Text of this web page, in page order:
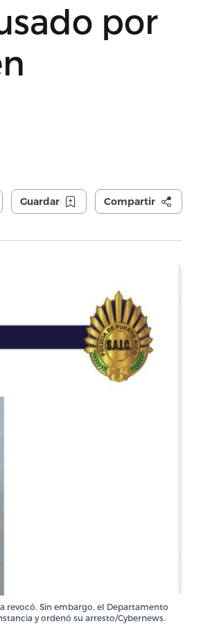
por
Guardar Compartir
revocó. Sin embargo, el Departamento
y ordenó su arresto/Cybernews.